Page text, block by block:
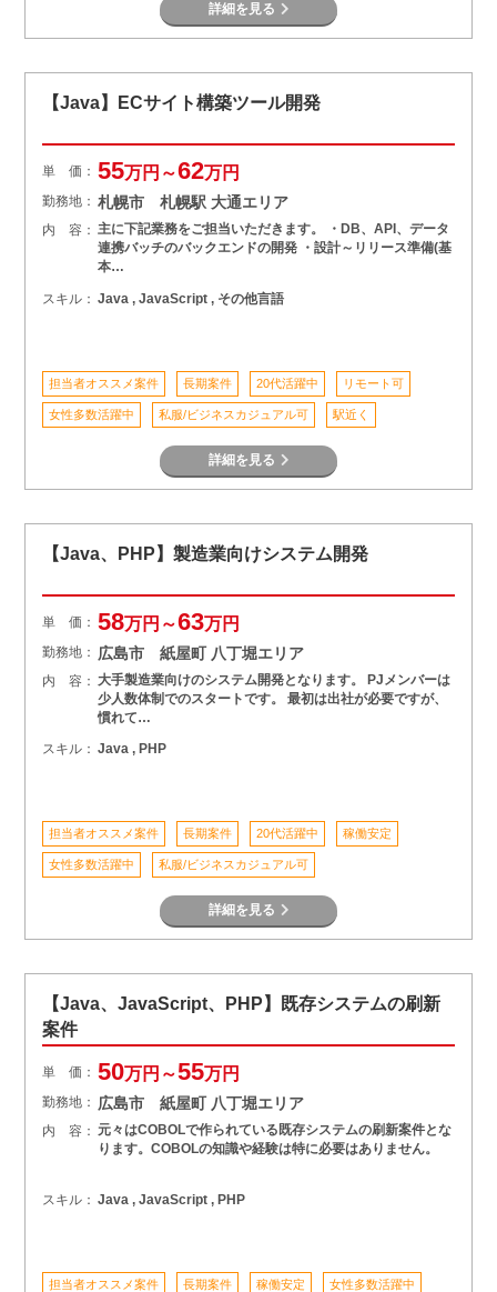
詳細を見る
【Java】ECサイト構築ツール開発
単 価： 55万円～62万円
勤務地： 札幌市 札幌駅 大通エリア
内 容： 主に下記業務をご担当いただきます。 ・DB、API、データ
連携バッチのバックエンドの開発 ・設計～リリース準備(基
本…
スキル： Java , JavaScript , その他言語
担当者オススメ案件 長期案件 20代活躍中 リモート可
女性多数活躍中 私服/ビジネスカジュアル可 駅近く
詳細を見る
【Java、PHP】製造業向けシステム開発
単 価： 58万円～63万円
勤務地： 広島市 紙屋町 八丁堀エリア
内 容： 大手製造業向けのシステム開発となります。 PJメンバーは
少人数体制でのスタートです。 最初は出社が必要ですが、
慣れて…
スキル： Java , PHP
担当者オススメ案件 長期案件 20代活躍中 稼働安定
女性多数活躍中 私服/ビジネスカジュアル可
詳細を見る
【Java、JavaScript、PHP】既存システムの刷新
案件
単 価： 50万円～55万円
勤務地： 広島市 紙屋町 八丁堀エリア
内 容： 元々はCOBOLで作られている既存システムの刷新案件とな
ります。COBOLの知識や経験は特に必要はありません。
スキル： Java , JavaScript , PHP
担当者オススメ案件 長期案件 稼働安定 女性多数活躍中